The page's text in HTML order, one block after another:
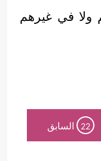
ولا في غيرهم
22 السابق